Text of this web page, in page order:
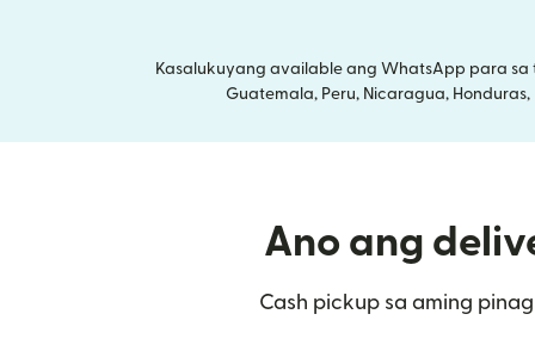
Kasalukuyang available ang WhatsApp para sa
Guatemala, Peru, Nicaragua,
Ano ang
Cash pickup sa aming